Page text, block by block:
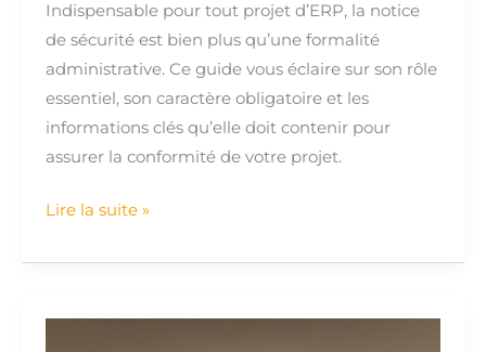
Indispensable pour tout projet d’ERP, la notice
de sécurité est bien plus qu’une formalité
administrative. Ce guide vous éclaire sur son rôle
essentiel, son caractère obligatoire et les
informations clés qu’elle doit contenir pour
assurer la conformité de votre projet.
Lire la suite »